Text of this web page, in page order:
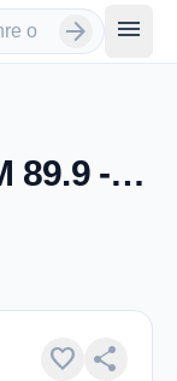
arrow_forward menu
Europa FM - FM 89.9 - Huelva
favorite share